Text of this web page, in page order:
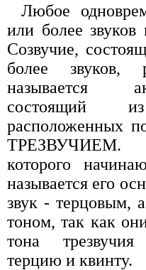
Любое
или более звуков
Созвучие,
более звуков,
называется
состоящий
расположенных
ТРЕЗВУЧИЕМ.
которого
называется его
звук - терцовым,
тоном, так как
тона
терцию и квинту.